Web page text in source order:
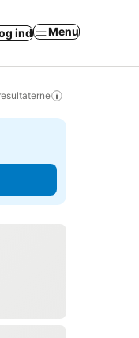
ind Menu